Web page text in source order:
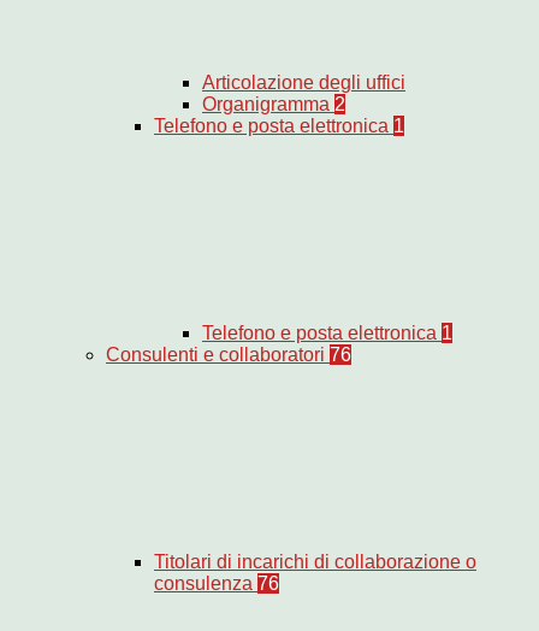
Articolazione degli uffici
Organigramma 2
Telefono e posta elettronica 1
Telefono e posta elettronica 1
Consulenti e collaboratori 76
Titolari di incarichi di collaborazione o
consulenza 76